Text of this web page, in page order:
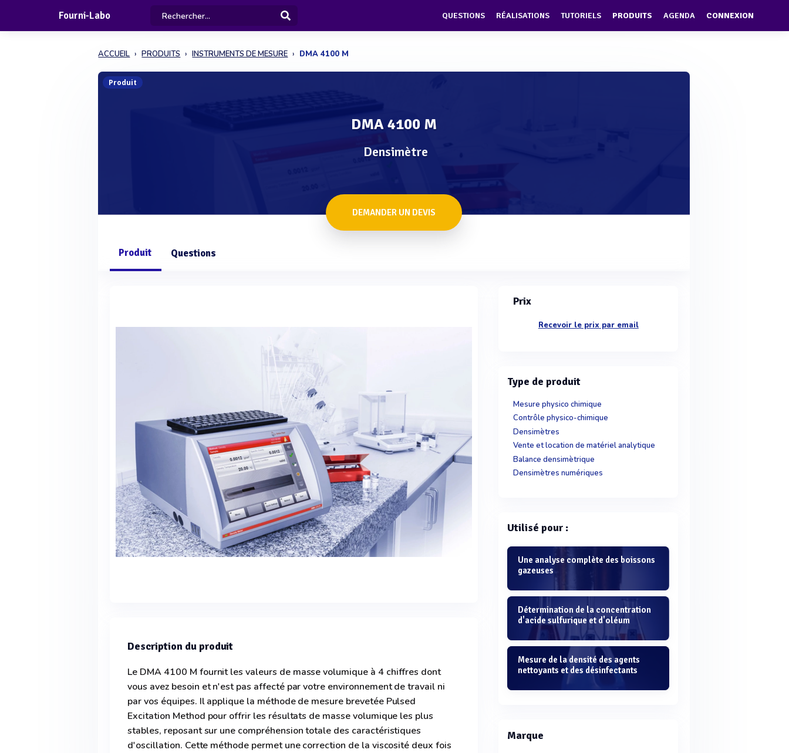
Fourni-Labo QUESTIONS RÉALISATIONS TUTORIELS PRODUITS AGENDA CONNEXION
ACCUEIL PRODUITS INSTRUMENTS DE MESURE DMA 4100 M
Produit
DMA 4100 M
Densimètre
DEMANDER UN DEVIS
Produit Questions
Description du produit
Le DMA 4100 M fournit les valeurs de masse volumique à 4 chiffres dont
vous avez besoin et n'est pas affecté par votre environnement de travail ni
par vos équipes. Il applique la méthode de mesure brevetée Pulsed
Excitation Method pour offrir les résultats de masse volumique les plus
stables, reposant sur une compréhension totale des caractéristiques
d'oscillation. Cette méthode permet une correction de la viscosité deux fois
Prix
Recevoir le prix par email
Type de produit
Mesure physico chimique
Contrôle physico-chimique
Densimètres
Vente et location de matériel analytique
Balance densimètrique
Densimètres numériques
Utilisé pour :
Une analyse complète des boissons
gazeuses
Détermination de la concentration
d'acide sulfurique et d'oléum
Mesure de la densité des agents
nettoyants et des désinfectants
Marque